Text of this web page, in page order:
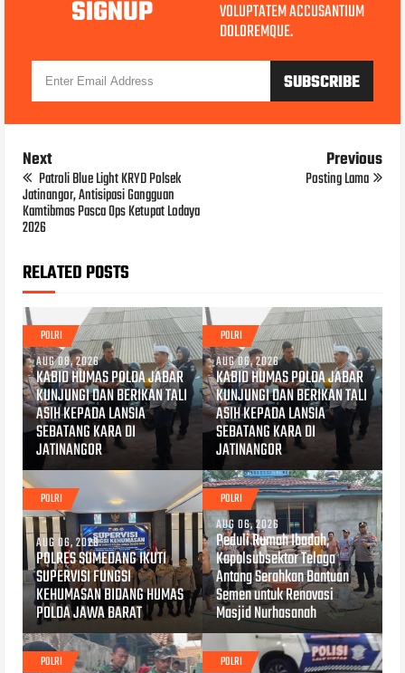
SIGNUP VOLUPTATEM ACCUSANTIUM
DOLOREMQUE.
Next
Patroli Blue Light KRYD Polsek
Jatinangor, Antisipasi Gangguan
Kamtibmas Pasca Ops Ketupat Lodaya
2026
Previous
Posting Lama
RELATED POSTS
POLRI
AUG 08, 2026
KABID HUMAS POLDA JABAR
KUNJUNGI DAN BERIKAN TALI
ASIH KEPADA LANSIA
SEBATANG KARA DI
JATINANGOR
POLRI
AUG 06, 2026
KABID HUMAS POLDA JABAR
KUNJUNGI DAN BERIKAN TALI
ASIH KEPADA LANSIA
SEBATANG KARA DI
JATINANGOR
POLRI
AUG 06, 2026
POLRES SUMEDANG IKUTI
SUPERVISI FUNGSI
KEHUMASAN BIDANG HUMAS
POLDA JAWA BARAT
POLRI
AUG 06, 2026
Peduli Rumah Ibadah,
Kapolsubsektor Telaga
Antang Serahkan Bantuan
Semen untuk Renovasi
Masjid Nurhasanah
POLRI POLRI